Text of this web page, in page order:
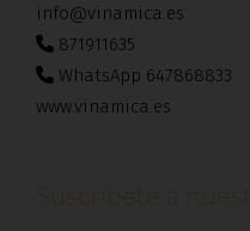
info@vinamica.es
871911635
WhatsApp 647868833
www.vinamica.es